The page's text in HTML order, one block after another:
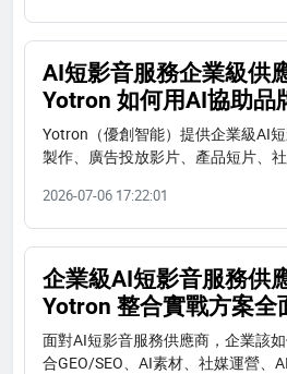
AI短影音服務企業級供
Yotron 如何用AI協助品
Yotron（優創智能）提供企業級AI
製作、廣告投放影片、產品短片、
詢。
2026-07-06 17:22:01
企業級AI短影音服務供
Yotron 整合實戰方案全
面對AI短影音服務供應商，企業該
合GEO/SEO、AI素材、社媒運營、